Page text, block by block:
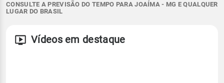
CONSULTE A PREVISÃO DO TEMPO PARA JOAÍMA - MG E QUALQUER
LUGAR DO BRASIL
Vídeos em destaque